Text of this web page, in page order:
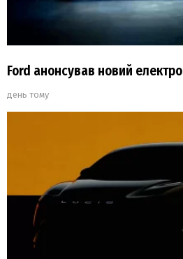
Ford анонсував новий
день тому